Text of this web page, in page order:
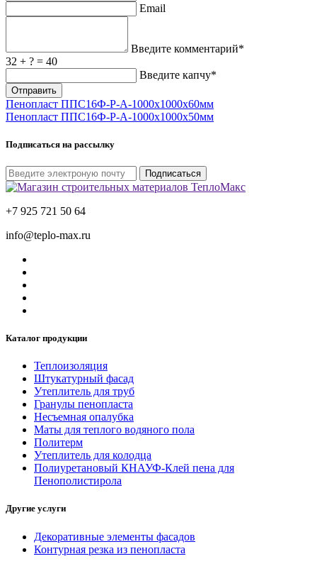
Email
Введите комментарий*
32 + ? = 40
Введите капчу*
Пенопласт ППС16Ф-Р-А-1000x1000x60мм
Пенопласт ППС16Ф-Р-А-1000x1000x50мм
Подписаться на рассылку
Подписаться
+7 925 721 50 64
info@teplo-max.ru
Каталог продукции
Теплоизоляция
Штукатурный фасад
Утеплитель для труб
Гранулы пенопласта
Несъемная опалубка
Маты для теплого водяного пола
Политерм
Утеплитель для колодца
Полиуретановый КНАУФ-Клей пена для
Пенополистирола
Другие услуги
Декоративные элементы фасадов
Контурная резка из пенопласта